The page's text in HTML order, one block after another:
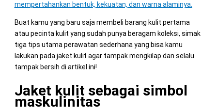
mempertahankan bentuk, kekuatan, dan warna alaminya.
Buat kamu yang baru saja membeli barang kulit pertama
atau pecinta kulit yang sudah punya beragam koleksi, simak
tiga tips utama perawatan sederhana yang bisa kamu
lakukan pada jaket kulit agar tampak mengkilap dan selalu
tampak bersih di artikel ini!
Jaket kulit sebagai simbol
maskulinitas